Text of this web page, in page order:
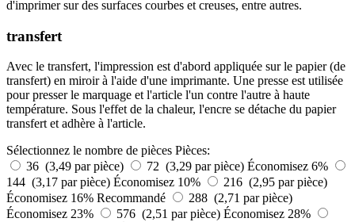
d'imprimer sur des surfaces courbes et creuses, entre autres.
transfert
Avec le transfert, l'impression est d'abord appliquée sur le papier (de
transfert) en miroir à l'aide d'une imprimante. Une presse est utilisée
pour presser le marquage et l'article l'un contre l'autre à haute
température. Sous l'effet de la chaleur, l'encre se détache du papier
transfert et adhère à l'article.
Sélectionnez le nombre de pièces Pièces:
36 (3,49 par pièce)
72 (3,29 par pièce) Économisez 6%
144 (3,17 par pièce) Économisez 10%
216 (2,95 par pièce)
Économisez 16% Recommandé
288 (2,71 par pièce)
Économisez 23%
576 (2,51 par pièce) Économisez 28%